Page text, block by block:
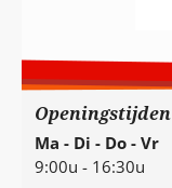
Openingstijden
Ma - Di - Do - Vr
9:00u - 16:30u